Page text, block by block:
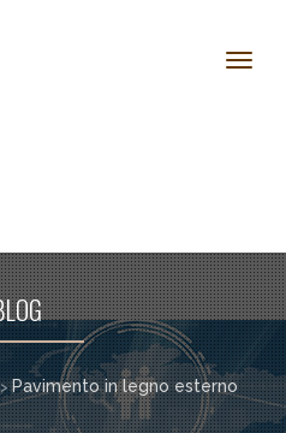
Pavimento in legno esterno